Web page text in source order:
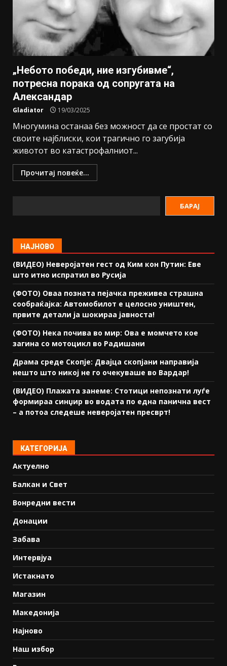
„Небото победи, ние изгубивме“,
потресна порака од сопругата на
Александар
Gladiator 19/03/2025
Многумина останаа без можност да се простат со
своите најблиски, кои трагично го загубија
животот во катастрофалниот...
Прочитај повеќе...
БАРАЈ
НАЈНОВО
(ВИДЕО) Неверојатен гест од Ким кон Путин: Еве
што итно испратил во Русија
(ФОТО) Оваа позната пејачка преживеа страшна
сообраќајка: Автомобилот е целосно уништен,
првите детали ја шокираа јавноста!
(ФОТО) Нека почива во мир: Ова е момчето кое
загина со мотоцикл во Радишани
Драма среде Скопје: Двајца скопјани направија
нешто што никој не го очекуваше во Вардар!
(ВИДЕО) Плажата занеме: Стотици непознати луѓе
формираа синџир во водата по една панична вест
– а потоа следеше неверојатен пресврт!
КАТЕГОРИЈА
Актуелно
Балкан и Свет
Вонредни вести
Донации
Забава
Интервјуа
Истакнато
Магазин
Македонија
Најново
Наш избор